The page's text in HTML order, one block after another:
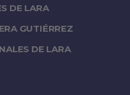
DE LARA
GUTIÉRREZ
DE LARA